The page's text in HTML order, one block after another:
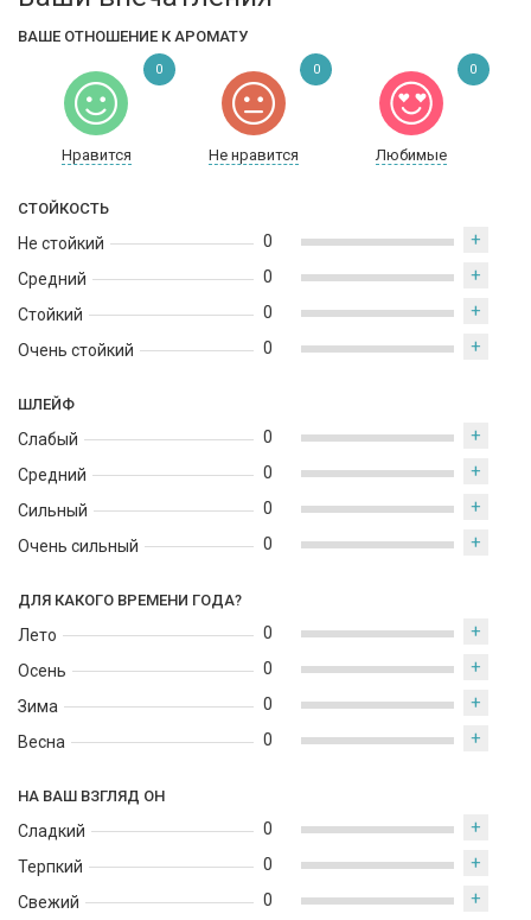
шлейфе композиции.
ВАШЕ ОТНОШЕНИЕ К АРОМАТУ
Нравится Не нравится Любимые
0 0 0
СТОЙКОСТЬ
Не стойкий
Средний
Стойкий
Очень стойкий
0 +
0 +
0 +
0 +
ШЛЕЙФ
Слабый
Средний
Сильный
Очень сильный
0 +
0 +
0 +
0 +
ДЛЯ КАКОГО ВРЕМЕНИ ГОДА?
Лето
Осень
Зима
Весна
0 +
0 +
0 +
0 +
НА ВАШ ВЗГЛЯД ОН
Сладкий
Терпкий
Свежий
0 +
0 +
0 +